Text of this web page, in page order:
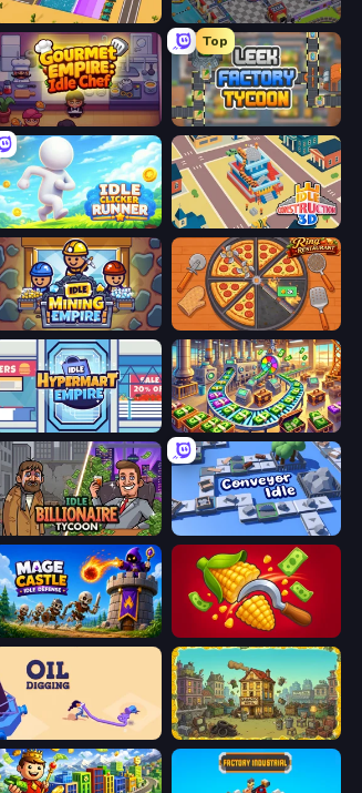
Dig Tycoon Oil Mining 3D: Petrol Factory
Gourmet Empire: Idle Chef
Top
Leek Factory Tycoon
Idle Clicker Runner Idle Construction 3D
Idle Mining Empire Ring Restaurant
Idle Hypermart Empire Money Factory: Tycoon Idle Game
Idle Billionaire Tycoon Conveyor Idle
Mage Castle Idle Defense Farm-51: Secret Harvest
Oil Digging The Garbaggio Hotel